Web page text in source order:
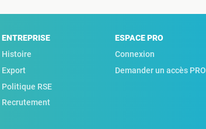
ENTREPRISE
Histoire
Export
Politique RSE
Recrutement
ESPACE PRO
Connexion
Demander un accès PRO